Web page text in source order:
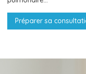
Préparer sa